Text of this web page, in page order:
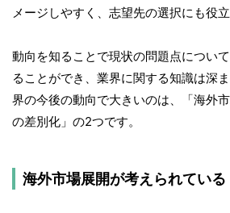
メージしやすく、志望先の選択にも役立
動向を知ることで現状の問題点につい
ることができ、業界に関する知識は深
界の今後の動向で大きいのは、「海外
の差別化」の2つです。
海外市場展開が考えられている